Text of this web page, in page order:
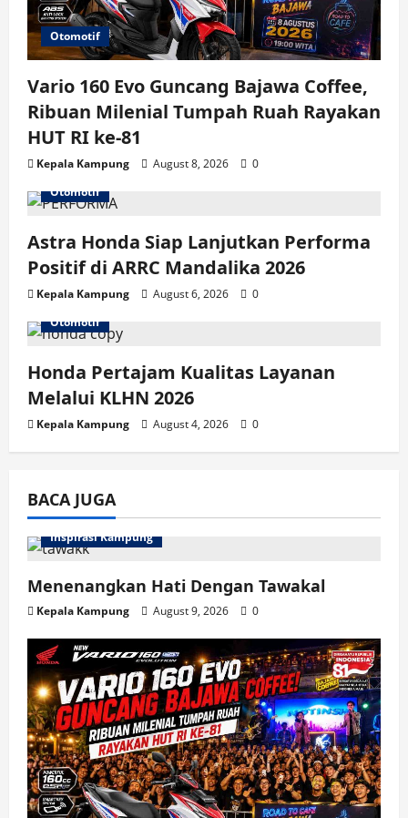
Otomotif
Vario 160 Evo Guncang Bajawa Coffee,
Ribuan Milenial Tumpah Ruah Rayakan
HUT RI ke-81
Kepala Kampung August 8, 2026
0
Otomotif
Astra Honda Siap Lanjutkan Performa
Positif di ARRC Mandalika 2026
Kepala Kampung August 6, 2026
0
Otomotif
Honda Pertajam Kualitas Layanan
Melalui KLHN 2026
Kepala Kampung August 4, 2026 0
BACA JUGA
Inspirasi Kampung
Menenangkan Hati Dengan Tawakal
Kepala Kampung August 9, 2026 0